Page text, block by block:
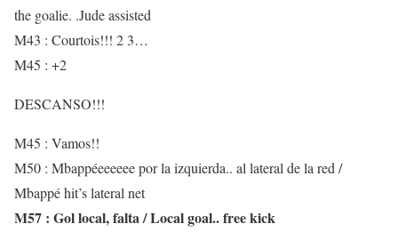
the goalie. .Jude assisted
M43 : Courtois!!! 2 3…
M45 : +2
DESCANSO!!!
M45 : Vamos!!
M50 : Mbappéeeeeee por la izquierda.. al lateral de la red /
Mbappé hit’s lateral net
M57 : Gol local, falta / Local goal.. free kick